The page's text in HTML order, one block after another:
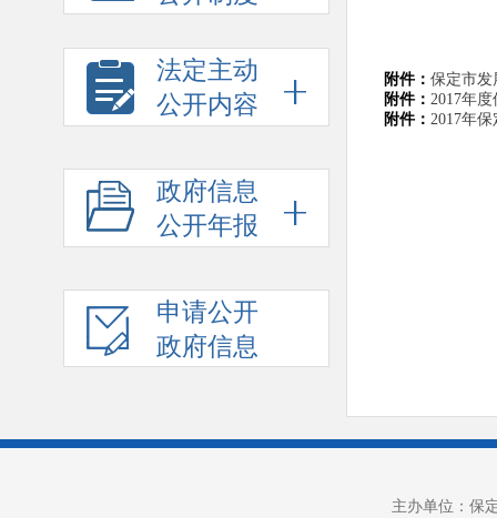
法定主动
公开内容
政府信息
公开年报
申请公开
政府信息
附件： 保定市发
附件： 2017年
附件： 2017年
主办单位：保